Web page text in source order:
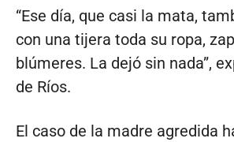
“Ese día, que casi la mata,
con una tijera toda su ropa,
blúmeres. La dejó sin nada”,
de Ríos.
El caso de la madre agredida